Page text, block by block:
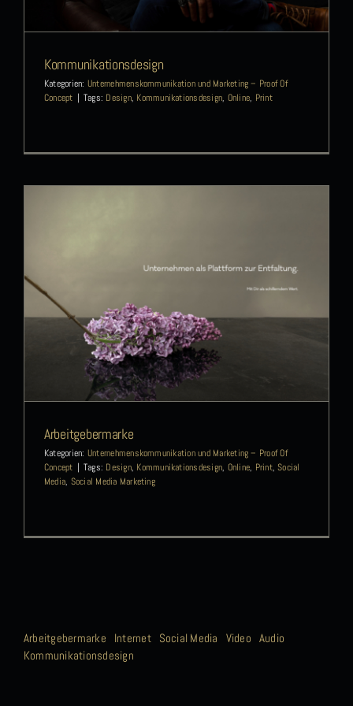
Kommunikationsdesign
Kategorien: Unternehmenskommunikation und Marketing – Proof Of
Concept | Tags: Design, Kommunikationsdesign, Online, Print
Arbeitgebermarke
Unternehmenskommunikation und Marketing – Proof Of Concept
Arbeitgebermarke
Kategorien: Unternehmenskommunikation und Marketing – Proof Of
Concept | Tags: Design, Kommunikationsdesign, Online, Print,Social
Media, Social Media Marketing
Arbeitgebermarke Internet Social Media Video Audio
Kommunikationsdesign